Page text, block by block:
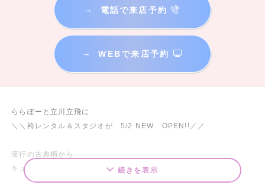
→ 電話で来店予約
→ WEBで来店予約
ららぽーと立川立飛に
＼＼袴レンタル＆スタジオが 5/2 NEW OPEN!!／／
流行の古典柄から
キュートなものまで…
続きを表示